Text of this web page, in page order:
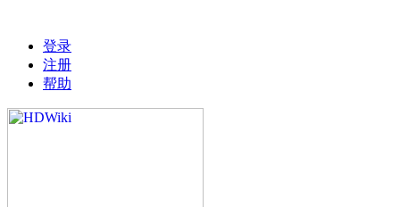
登录
注册
帮助